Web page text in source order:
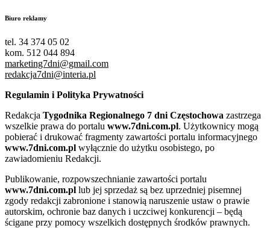
Biuro reklamy
tel. 34 374 05 02
kom. 512 044 894
marketing7dni@gmail.com
redakcja7dni@interia.pl
Regulamin i Polityka Prywatności
Redakcja Tygodnika Regionalnego 7 dni Częstochowa zastrzega
wszelkie prawa do portalu www.7dni.com.pl. Użytkownicy mogą
pobierać i drukować fragmenty zawartości portalu informacyjnego
www.7dni.com.pl wyłącznie do użytku osobistego, po
zawiadomieniu Redakcji.
Publikowanie, rozpowszechnianie zawartości portalu
www.7dni.com.pl lub jej sprzedaż są bez uprzedniej pisemnej
zgody redakcji zabronione i stanowią naruszenie ustaw o prawie
autorskim, ochronie baz danych i uczciwej konkurencji – będą
ścigane przy pomocy wszelkich dostępnych środków prawnych.